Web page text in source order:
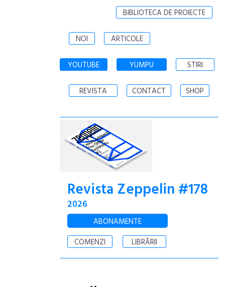
BIBLIOTECA DE PROIECTE
NOI ARTICOLE
YOUTUBE YUMPU STIRI
REVISTA CONTACT SHOP
Revista Zeppelin #178
2026
ABONAMENTE
COMENZI
LIBRĂRII